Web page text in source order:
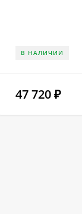
В НАЛИЧИИ
47 720 ₽